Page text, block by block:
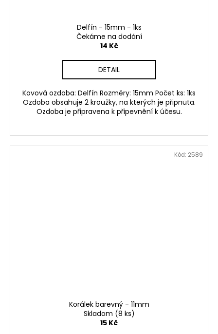
Delfín - 15mm - 1ks
Čekáme na dodání
14 Kč
DETAIL
Kovová ozdoba: Delfín Rozměry: 15mm Počet ks: 1ks
Ozdoba obsahuje 2 kroužky, na kterých je připnuta.
Ozdoba je připravena k připevnění k účesu.
Korálek barevný - 11mm
Skladom (8 ks)
15 Kč
Kód: 2589